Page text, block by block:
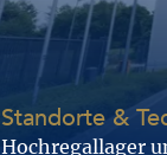
Standorte &
Hochregallager